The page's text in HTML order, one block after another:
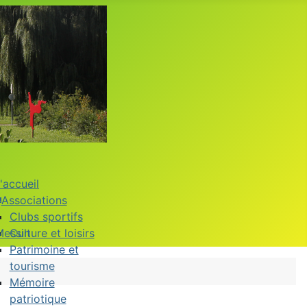
Associations
Clubs sportifs
Culture et loisirs
Patrimoine et
tourisme
Mémoire
patriotique